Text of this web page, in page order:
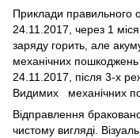
Приклади правильного
24.11.2017, через 1
заряду горить, але
механічних
24.11.2017, після 3-х
Видимих механічних
Відправлення
чистому вигляді.